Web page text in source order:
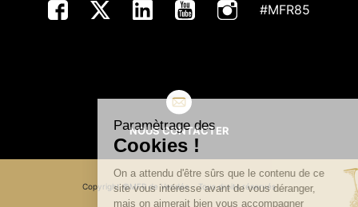
#MFR85
NOUS CONTACTER
Copyright ©MFR de Vendée - Tous droits réservés
Paramètrage des
On a attendu d'être sûrs que le contenu de ce
site vous intéresse avant de vous déranger,
mais on aimerait bien vous accompagner